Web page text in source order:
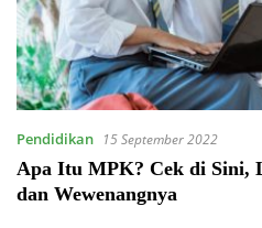
Pendidikan 15 September 2022
Apa Itu MPK? Cek di Sini,
dan Wewenangnya